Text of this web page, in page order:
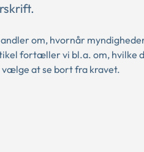
om, hvornår
fortæller vi bl.a. om,
at se bort fra kravet.